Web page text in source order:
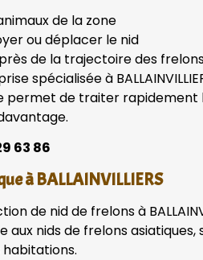
de la zone
ou déplacer le nid
de la trajectoire des
spécialisée à
permet de traiter rapidement
63 86
à BALLAINVILLIERS
de nid de frelons à
nids de frelons asiatiques,